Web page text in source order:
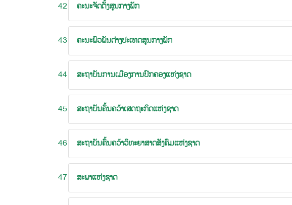
42 ຄະນະຈັດຕັ້ງສູນກາງພັກ
43 ຄະນະພົວພັນຕ່າງປະເທດສູນກາງພັກ
44 ສະຖາບັນການເມືອງການປົກຄອງແຫ່ງຊາດ
45 ສະຖາບັນຄົ້ນຄວ້າເສດຖະກິດແຫ່ງຊາດ
46 ສະຖາບັນຄົ້ນຄວ້າວິທະຍາສາດສັງຄົມແຫ່ງຊາດ
47 ສະພາແຫ່ງຊາດ